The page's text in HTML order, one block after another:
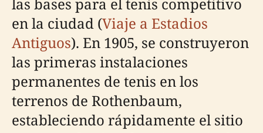
en la ciudad (Viaje a Estadios
Antiguos). En 1905, se construyeron
las primeras instalaciones
permanentes de tenis en los
terrenos de Rothenbaum,
estableciendo rápidamente el sitio